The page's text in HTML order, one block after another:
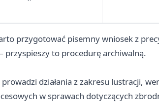
przygotować pisemny wniosek z
to procedurę archiwalną.
prowadzi działania z zakresu lustracji,
w sprawach dotyczących